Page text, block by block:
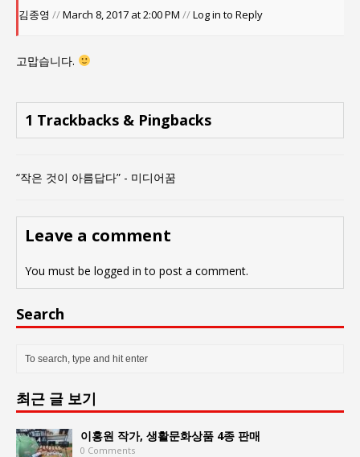
김종영 //March 8, 2017 at 2:00 PM //Log in to Reply
고맙습니다.
1 Trackbacks & Pingbacks
“작은 것이 아름답다” - 미디어꿈
Leave a comment
You must be logged in to post a comment.
Search
최근 글 보기
이홍원 작가, 생활문화상품 4종 판매
0 Comments